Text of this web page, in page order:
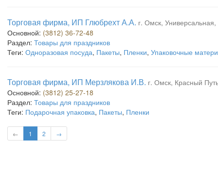
Торговая фирма, ИП Глюбрехт А.А. г. Омск,
Основной: (3812) 36-72-48
Раздел: Товары для праздников
Теги: Одноразовая посуда, Пакеты, Пленки, Упаковочные
Торговая фирма, ИП Мерзлякова И.В. г. Омск, Красный
Основной: (3812) 25-27-18
Раздел: Товары для праздников
Теги: Подарочная упаковка, Пакеты, Пленки
← 1 2 →